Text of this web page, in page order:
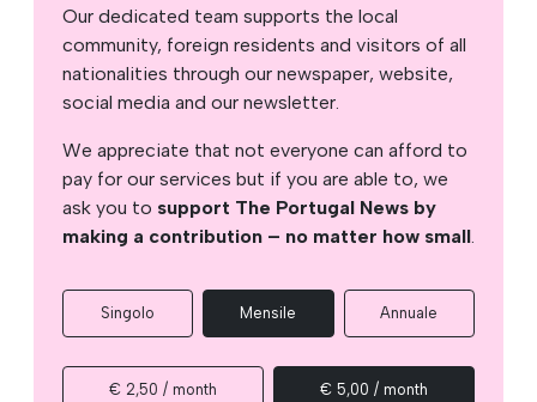
Our dedicated team supports the local
community, foreign residents and visitors of all
nationalities through our newspaper, website,
social media and our newsletter.
We appreciate that not everyone can afford to
pay for our services but if you are able to, we
ask you to support The Portugal News by
making a contribution – no matter how small.
Singolo Mensile Annuale
€ 2,50 / month € 5,00 / month